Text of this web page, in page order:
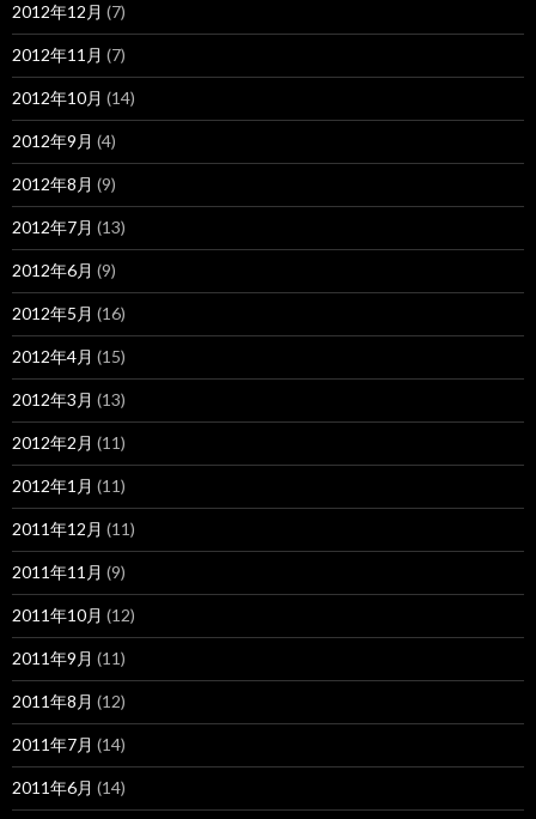
2012年12月 (7)
2012年11月 (7)
2012年10月 (14)
2012年9月 (4)
2012年8月 (9)
2012年7月 (13)
2012年6月 (9)
2012年5月 (16)
2012年4月 (15)
2012年3月 (13)
2012年2月 (11)
2012年1月 (11)
2011年12月 (11)
2011年11月 (9)
2011年10月 (12)
2011年9月 (11)
2011年8月 (12)
2011年7月 (14)
2011年6月 (14)